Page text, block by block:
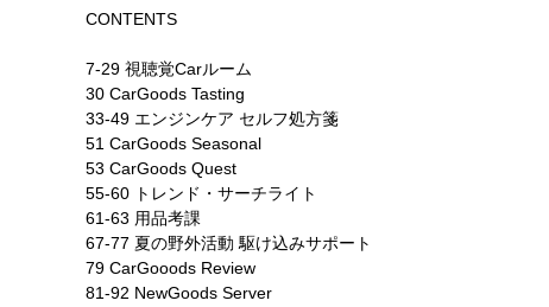
CONTENTS
7-29 視聴覚Carルーム
30 CarGoods Tasting
33-49 エンジンケア セルフ処方箋
51 CarGoods Seasonal
53 CarGoods Quest
55-60 トレンド・サーチライト
61-63 用品考課
67-77 夏の野外活動 駆け込みサポート
79 CarGooods Review
81-92 NewGoods Server